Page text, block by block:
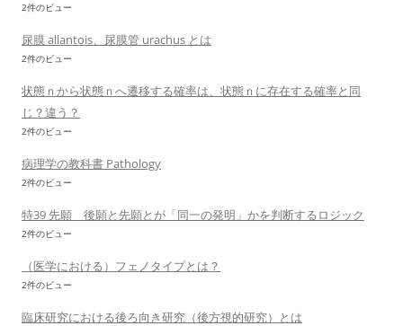
2件のビュー
尿膜 allantois、尿膜管 urachus とは
2件のビュー
状態ｎから状態ｎへ遷移する確率は、状態ｎに存在する確率と同
じ？違う？
2件のビュー
病理学の教科書 Pathology
2件のビュー
特39 先願 後願と先願とが「同一の発明」かを判断するロジック
2件のビュー
（医学における）フェノタイプとは？
2件のビュー
臨床研究における後ろ向き研究（後方視的研究）とは